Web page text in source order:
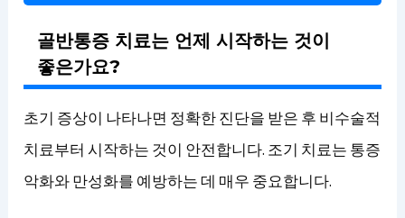
골반통증 치료는 언제 시작하는 것이
좋은가요?
초기 증상이 나타나면 정확한 진단을 받은 후 비수술적
치료부터 시작하는 것이 안전합니다. 조기 치료는 통증
악화와 만성화를 예방하는 데 매우 중요합니다.